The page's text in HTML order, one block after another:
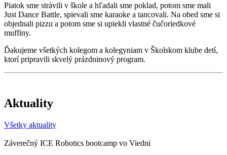
Piatok sme strávili v škole a hľadali sme poklad, potom sme mali
Just Dance Battle, spievali sme karaoke a tancovali. Na obed sme si
objednali pizzu a potom sme si upiekli vlastné čučoriedkové
muffiny.
Ďakujeme všetkých kolegom a kolegyniam v Školskom klube detí,
ktorí pripravili skvelý prázdninový program.
Aktuality
Všetky aktuality
Záverečný ICE Robotics bootcamp vo Viedni